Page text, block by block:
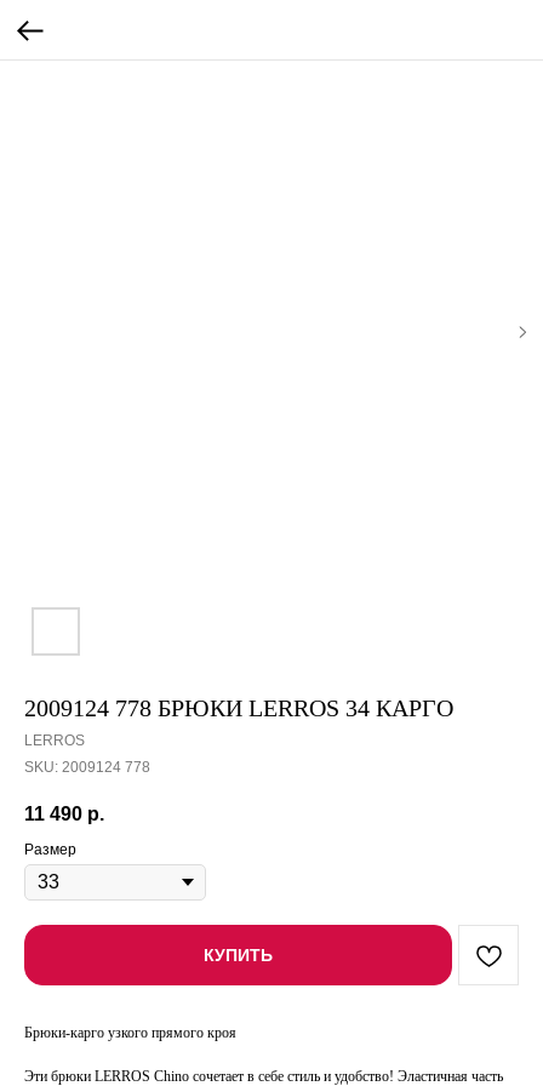
2009124 778 БРЮКИ LERROS 34 КАРГО
LERROS
SKU: 2009124 778
11 490 р.
Размер
КУПИТЬ
Брюки-карго узкого прямого кроя
Эти брюки LERROS Chino сочетает в себе стиль и удобство! Эластичная часть